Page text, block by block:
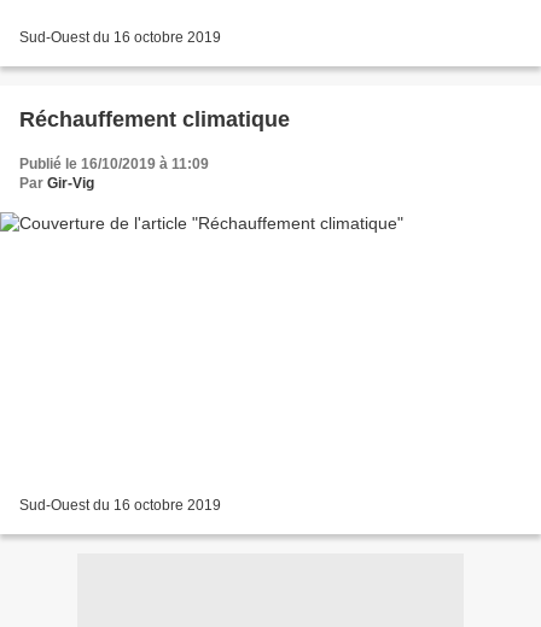
Sud-Ouest du 16 octobre 2019
Réchauffement climatique
Publié le 16/10/2019 à 11:09
Par Gir-Vig
Sud-Ouest du 16 octobre 2019